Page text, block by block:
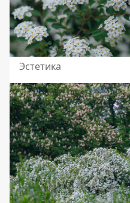
Эстетика